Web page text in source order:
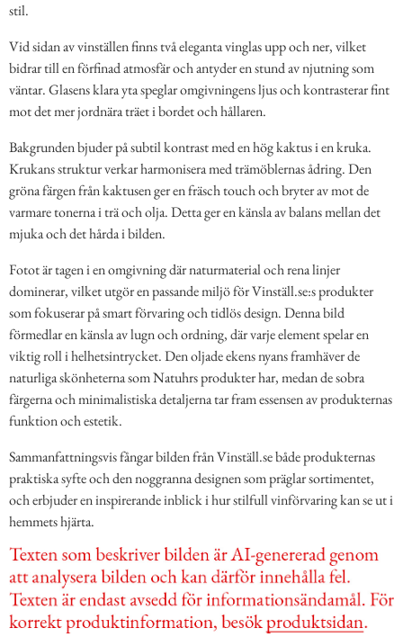
stil.
Vid sidan av vinställen finns två eleganta vinglas upp och ner, vilket
bidrar till en förfinad atmosfär och antyder en stund av njutning som
väntar. Glasens klara yta speglar omgivningens ljus och kontrasterar fint
mot det mer jordnära träet i bordet och hållaren.
Bakgrunden bjuder på subtil kontrast med en hög kaktus i en kruka.
Krukans struktur verkar harmonisera med trämöblernas ådring. Den
gröna färgen från kaktusen ger en fräsch touch och bryter av mot de
varmare tonerna i trä och olja. Detta ger en känsla av balans mellan det
mjuka och det hårda i bilden.
Fotot är tagen i en omgivning där naturmaterial och rena linjer
dominerar, vilket utgör en passande miljö för Vinställ.se:s produkter
som fokuserar på smart förvaring och tidlös design. Denna bild
förmedlar en känsla av lugn och ordning, där varje element spelar en
viktig roll i helhetsintrycket. Den oljade ekens nyans framhäver de
naturliga skönheterna som Natuhrs produkter har, medan de sobra
färgerna och minimalistiska detaljerna tar fram essensen av produkternas
funktion och estetik.
Sammanfattningsvis fångar bilden från Vinställ.se både produkternas
praktiska syfte och den noggranna designen som präglar sortimentet,
och erbjuder en inspirerande inblick i hur stilfull vinförvaring kan se ut i
hemmets hjärta.